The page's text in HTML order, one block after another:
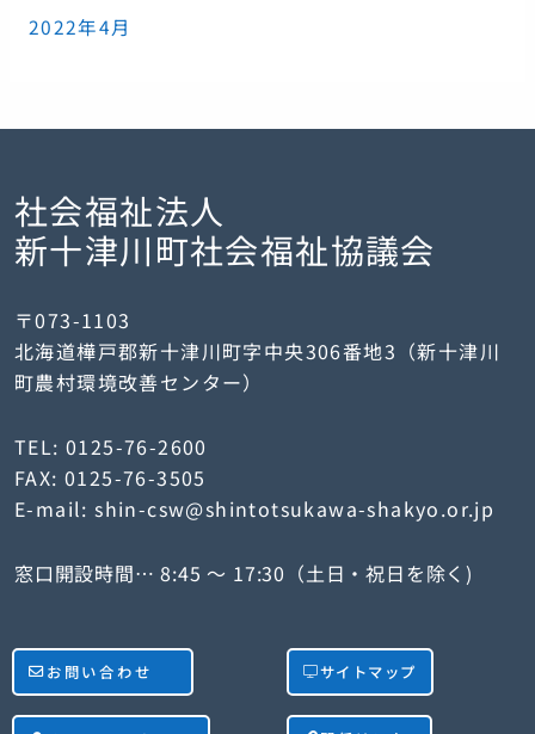
2022年4月
社会福祉法人
新十津川町社会福祉協議会
〒073-1103
北海道樺戸郡新十津川町字中央306番地3（新十津川
町農村環境改善センター）
TEL: 0125-76-2600
FAX: 0125-76-3505
E-mail: shin-csw@shintotsukawa-shakyo.or.jp
窓口開設時間… 8:45 ～ 17:30（土日・祝日を除く)
お問い合わせ サイトマップ